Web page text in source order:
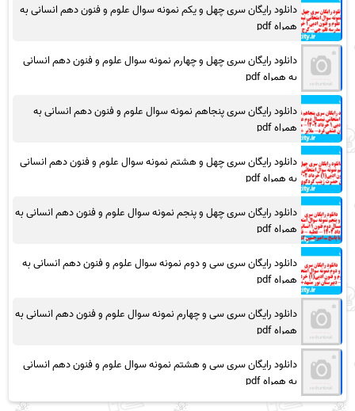
دانلود رایگان سری چهل و یکم نمونه سوال علوم و فنون دهم انسانی به
همراه pdf
دانلود رایگان سری چهل و چهارم نمونه سوال علوم و فنون دهم انسانی
به همراه pdf
دانلود رایگان سری پنجاهم نمونه سوال علوم و فنون دهم انسانی به
همراه pdf
دانلود رایگان سری چهل و هشتم نمونه سوال علوم و فنون دهم انسانی
به همراه pdf
دانلود رایگان سری چهل و پنجم نمونه سوال علوم و فنون دهم انسانی به
همراه pdf
دانلود رایگان سری سی و دوم نمونه سوال علوم و فنون دهم انسانی به
همراه pdf
دانلود رایگان سری سی و چهارم نمونه سوال علوم و فنون دهم انسانی به
همراه pdf
دانلود رایگان سری سی و هشتم نمونه سوال علوم و فنون دهم انسانی
به همراه pdf